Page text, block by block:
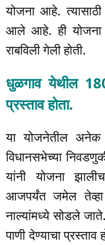
योजना आहे.
आले आहे. ही योजना
राबविली गेली होती.
धुळगाव येथील
प्रस्ताव होता.
या योजनेतील
विधानसभेच्या
यांनी योजना
आजपर्यंत जमेल
नाल्यांमध्ये सोडले
पाणी देण्याचा प्रस्ताव